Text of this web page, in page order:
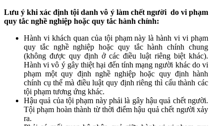
Lưu ý khi xác định tội danh vô ý làm chết người do vi phạm
quy tắc nghề nghiệp hoặc quy tắc hành chính:
Hành vi khách quan của tội phạm này là hành vi vi phạm
quy tắc nghề nghiệp hoặc quy tắc hành chính chung
(không được quy định ở các điều luật riêng biệt khác).
Hành vi vô ý gây thiệt hại đến tính mạng người khác do vi
phạm một quy định nghề nghiệp hoặc quy định hành
chính cụ thể mà điều luật quy định riêng thì cấu thành các
tội phạm tương ứng khác.
Hậu quả của tội phạm này phải là gây hậu quả chết người.
Tội phạm hoàn thành từ thời điểm hậu quả chết người xảy
ra.